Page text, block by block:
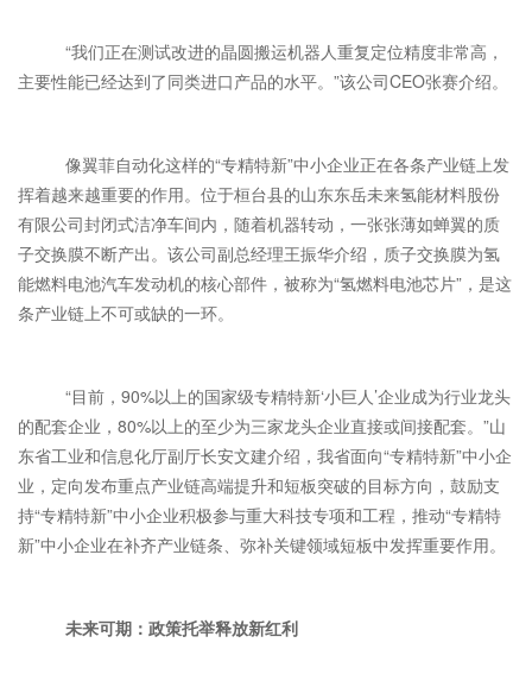
“我们正在测试改进的晶圆搬运机器人重复定位精度非常高，
主要性能已经达到了同类进口产品的水平。”该公司CEO张赛介绍。
像翼菲自动化这样的“专精特新”中小企业正在各条产业链上发
挥着越来越重要的作用。位于桓台县的山东东岳未来氢能材料股份
有限公司封闭式洁净车间内，随着机器转动，一张张薄如蝉翼的质
子交换膜不断产出。该公司副总经理王振华介绍，质子交换膜为氢
能燃料电池汽车发动机的核心部件，被称为“氢燃料电池芯片”，是这
条产业链上不可或缺的一环。
“目前，90%以上的国家级专精特新‘小巨人’企业成为行业龙头
的配套企业，80%以上的至少为三家龙头企业直接或间接配套。”山
东省工业和信息化厅副厅长安文建介绍，我省面向“专精特新”中小企
业，定向发布重点产业链高端提升和短板突破的目标方向，鼓励支
持“专精特新”中小企业积极参与重大科技专项和工程，推动“专精特
新”中小企业在补齐产业链条、弥补关键领域短板中发挥重要作用。
未来可期：政策托举释放新红利